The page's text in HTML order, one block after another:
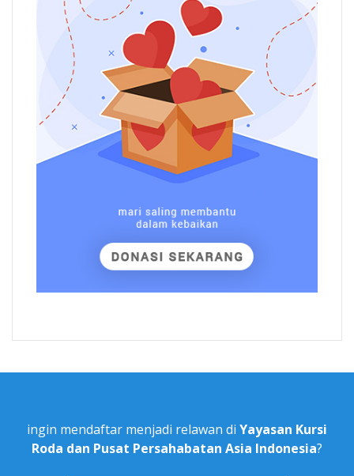
ingin mendaftar menjadi relawan di Yayasan Kursi
Roda dan Pusat Persahabatan Asia Indonesia?